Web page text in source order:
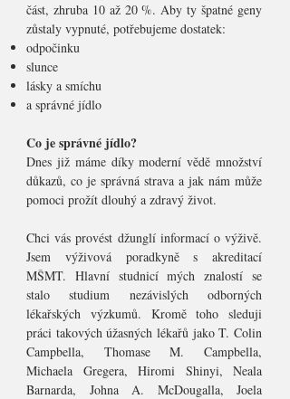
část, zhruba 10 až 20 %. Aby ty špatné geny
zůstaly vypnuté, potřebujeme dostatek:
odpočinku
slunce
lásky a smíchu
a správné jídlo
Co je správné jídlo?
Dnes již máme díky moderní vědě množství
důkazů, co je správná strava a jak nám může
pomoci prožít dlouhý a zdravý život.
Chci vás provést džunglí informací o výživě.
Jsem výživová poradkyně s akreditací
MŠMT. Hlavní studnicí mých znalostí se
stalo studium nezávislých odborných
lékařských výzkumů. Kromě toho sleduji
práci takových úžasných lékařů jako T. Colin
Campbella, Thomase M. Campbella,
Michaela Gregera, Hiromi Shinyi, Neala
Barnarda, Johna A. McDougalla, Joela